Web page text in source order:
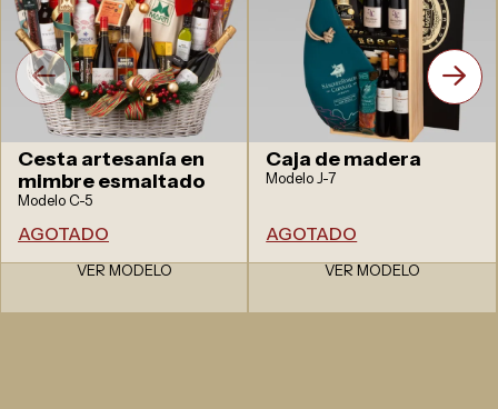
Cesta artesanía en
mimbre esmaltado
Modelo C-5
AGOTADO
VER MODELO
Caja de madera
Modelo J-7
AGOTADO
VER MODELO